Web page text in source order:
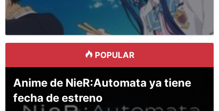
POPULAR
Anime de NieR:Automata ya tiene
fecha de estreno